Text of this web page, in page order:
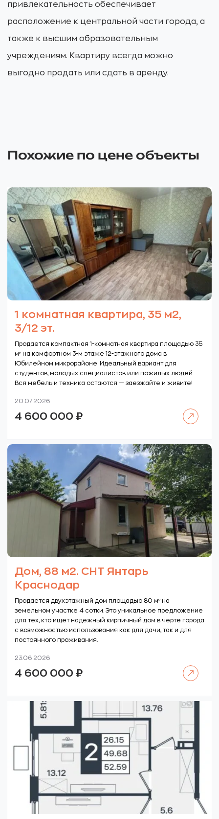
привлекательность обеспечивает
расположение к центральной части города, а
также к высшим образовательным
учреждениям. Квартиру всегда можно
выгодно продать или сдать в аренду.
Похожие по цене объекты
1 комнатная квартира, 35 м2,
3/12 эт.
Продается компактная 1-комнатная квартира площадью 35
м² на комфортном 3-м этаже 12-этажного дома в
Юбилейном микрорайоне. Идеальный вариант для
студентов, молодых специалистов или пожилых людей.
Вся мебель и техника остаются — заезжайте и живите!
20.07.2026
4 600 000 ₽
Дом, 88 м2. СНТ Янтарь
Краснодар
Продается двухэтажный дом площадью 80 м² на
земельном участке 4 сотки. Это уникальное предложение
для тех, кто ищет надежный кирпичный дом в черте города
с возможностью использования как для дачи, так и для
постоянного проживания.
23.06.2026
4 600 000 ₽